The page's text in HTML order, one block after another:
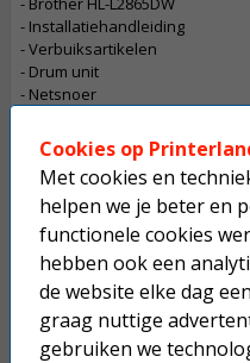
- Installatiehandleiding
- Verbuiksartikelen
- Drum unit
- Netsnoer
Let op
De betaling van een bestelling
Dit product mag maximaal 1
Op werkdagen voor 22:30
Superscherpe prijzen!
Niet goed geld terug.
Cookies op
Met cookies en
helpen we je beter en
functionele cookies
hebben ook een
de website elke dag
graag nuttige
gebruiken we